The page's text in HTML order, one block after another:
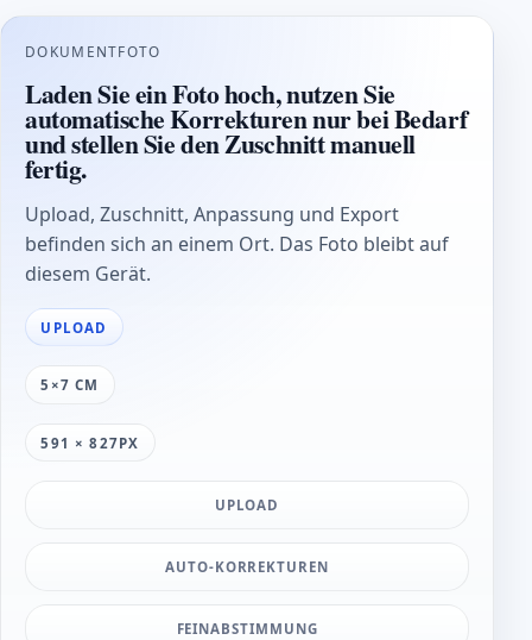
DOKUMENTFOTO
Laden Sie ein Foto hoch, nutzen Sie
automatische Korrekturen nur bei Bedarf
und stellen Sie den Zuschnitt manuell
fertig.
Upload, Zuschnitt, Anpassung und Export
befinden sich an einem Ort. Das Foto bleibt auf
diesem Gerät.
UPLOAD
5×7 CM
591 × 827PX
UPLOAD
AUTO-KORREKTUREN
FEINABSTIMMUNG